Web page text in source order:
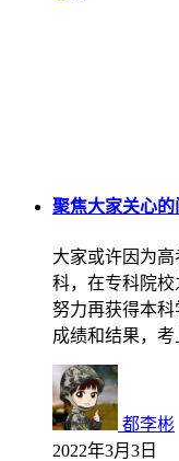
聚焦大家关心
大家或许因为
科，在专科院
努力再获得本
成绩和结果，
都李彬
2022年3月3日